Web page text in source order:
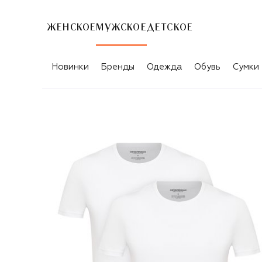
ЖЕНСКОЕ МУЖСКОЕ ДЕТСКОЕ
Новинки Бренды Одежда Обувь Сумки